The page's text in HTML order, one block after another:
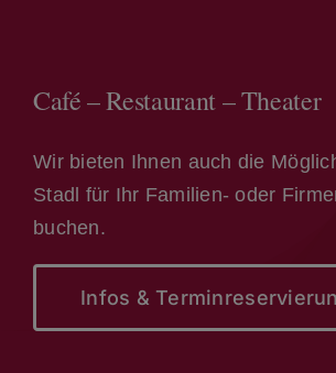
Café – Restaurant – Theater
Wir bieten Ihnen auch die
Stadl für Ihr Familien- oder
buchen.
Infos &